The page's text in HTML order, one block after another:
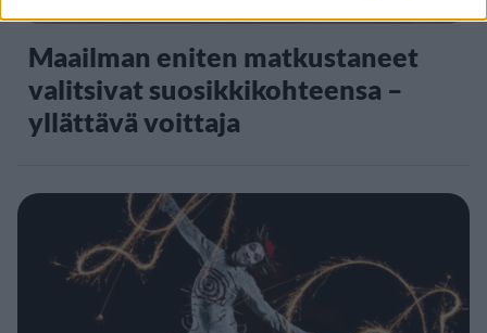
Maailman eniten matkustaneet
valitsivat suosikkikohteensa –
yllättävä voittaja